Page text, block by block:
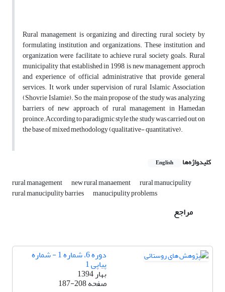
Rural management is organizing and directing rural society by
formulating institution and organizations. These institution and
organization were facilitate to achieve rural society goals. Rural
municipality that established in 1998, is new management approch
and experience of official administrative that provide general
services. It work under supervision of rural Islamic Association
(Shovrie Islamie). So the main propose of the study was analyzing
barriers of new approach of rural management in Hamedan
proince.According to paradigmic style the study was carried out on
the base of mixed methodology (qualitative- quantitative).
کلیدواژه‌ها English
rural management new rural manaement rural manucipulity
rural manucipulity barries manucipulity problems
مراجع
دوره 6، شماره 1 - شماره
پیاپی 1
بهار 1394
صفحه187-208